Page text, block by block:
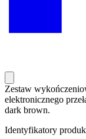
Zestaw
elektronicznego
dark brown.
Identyfikatory